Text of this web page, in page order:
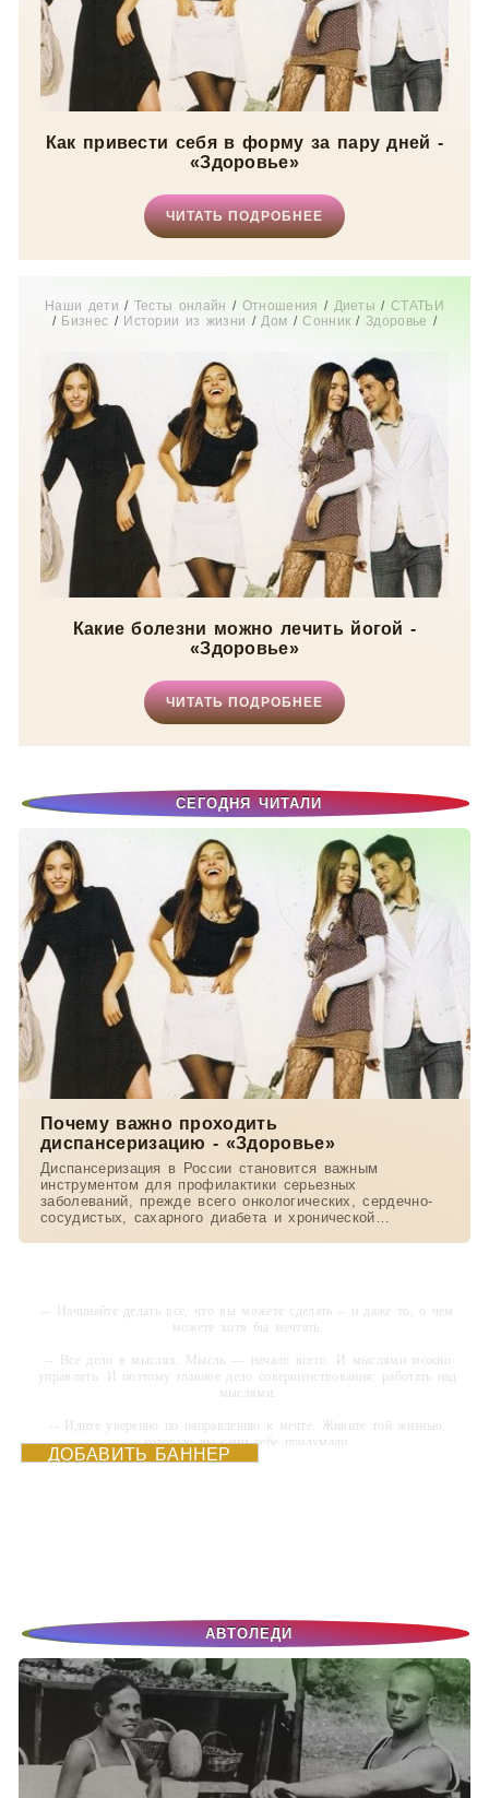
Как привести себя в форму за пару дней -
«Здоровье»
ЧИТАТЬ ПОДРОБНЕЕ
Наши дети / Тесты онлайн / Отношения / Диеты /СТАТЬИ
/ Бизнес / Истории из жизни /Дом /Сонник /Здоровье /
Какие болезни можно лечить йогой -
«Здоровье»
ЧИТАТЬ ПОДРОБНЕЕ
СЕГОДНЯ ЧИТАЛИ
Почему важно проходить
диспансеризацию - «Здоровье»
Диспансеризация в России становится важным
инструментом для профилактики серьезных
заболеваний, прежде всего онкологических, сердечно-
сосудистых, сахарного диабета и хронической
-- Начинайте делать все, что вы можете сделать – и даже то, о чем
можете хотя бы мечтать.
-- Все дело в мыслях. Мысль — начало всего. И мыслями можно
управлять. И поэтому главное дело совершенствования: работать над
мыслями.
-- Идите уверенно по направлению к мечте. Живите той жизнью,
которую вы сами себе придумали.
ДОБАВИТЬ БАННЕР
АВТОЛЕДИ